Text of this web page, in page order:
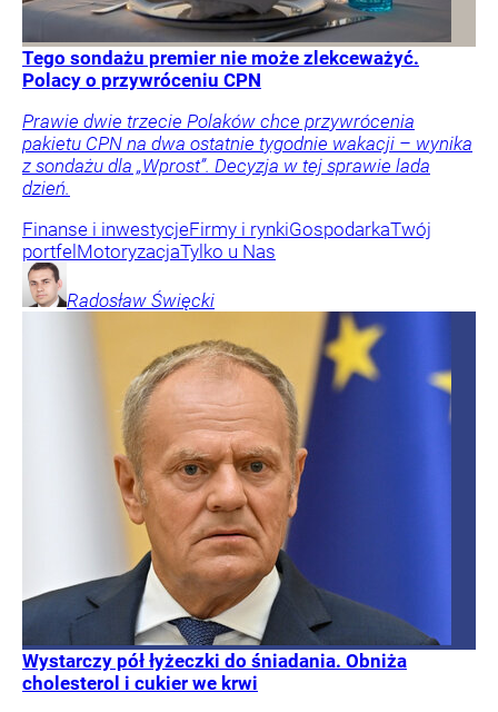
Tego sondażu premier nie może zlekceważyć.
Polacy o przywróceniu CPN
Prawie dwie trzecie Polaków chce przywrócenia
pakietu CPN na dwa ostatnie tygodnie wakacji – wynika
z sondażu dla „Wprost”. Decyzja w tej sprawie lada
dzień.
Finanse i inwestycjeFirmy i rynkiGospodarkaTwój
portfel MotoryzacjaTylko u Nas
Radosław Święcki
Wystarczy pół łyżeczki do śniadania. Obniża
cholesterol i cukier we krwi